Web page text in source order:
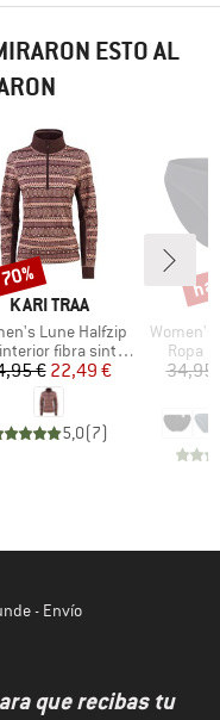
ESTO AL
MARCA
KARI TRAA
Lune Halfzip
groupfibra sintética
Precio
€ Precio reducido
22,49 €
5,0(7)
Artículo
Women's
Ropa
34,95
- Envío
que recibas tu